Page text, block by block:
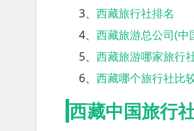
3、西藏旅行社排名
4、西藏旅游总公司(中
5、西藏旅游哪家旅行
6、西藏哪个旅行社比
西藏中国旅行